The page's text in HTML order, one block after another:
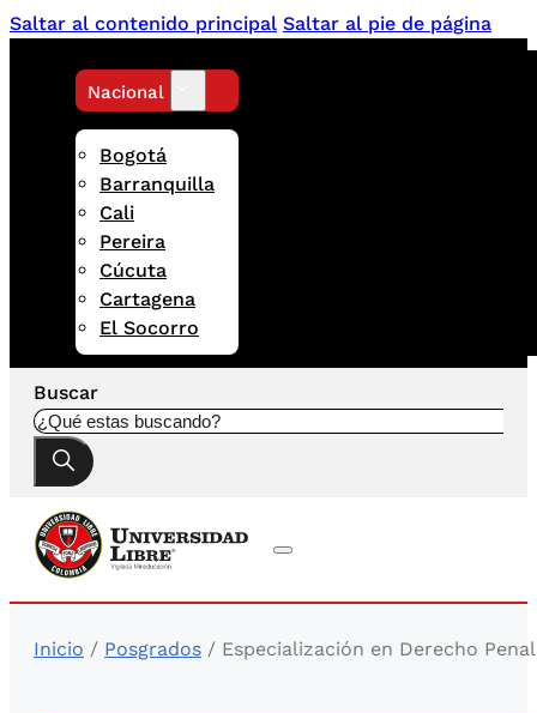
Saltar al contenido principal Saltar al pie de página
Nacional
Bogotá
Barranquilla
Cali
Pereira
Cúcuta
Cartagena
El Socorro
Buscar
Inicio / Posgrados / Especialización en Derecho Penal